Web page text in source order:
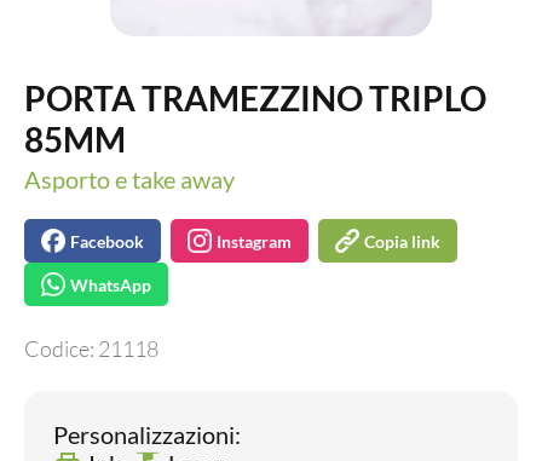
PORTA TRAMEZZINO TRIPLO
85MM
Asporto e take away
Facebook Instagram Copia link
WhatsApp
Codice: 21118
Personalizzazioni: